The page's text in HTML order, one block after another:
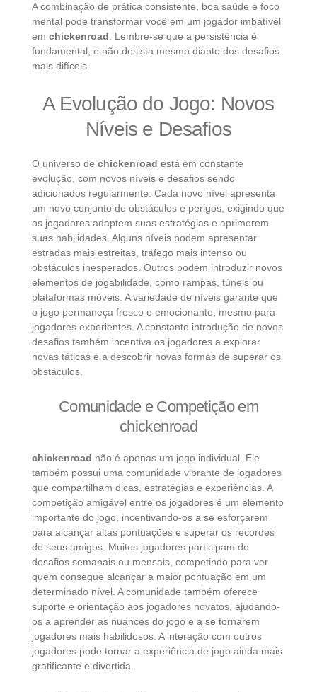
A combinação de prática consistente, boa saúde e foco
mental pode transformar você em um jogador imbatível
em chickenroad . Lembre-se que a persistência é
fundamental, e não desista mesmo diante dos desafios
mais difíceis.
A Evolução do Jogo: Novos
Níveis e Desafios
O universo de chickenroad está em constante
evolução, com novos níveis e desafios sendo
adicionados regularmente. Cada novo nível apresenta
um novo conjunto de obstáculos e perigos, exigindo que
os jogadores adaptem suas estratégias e aprimorem
suas habilidades. Alguns níveis podem apresentar
estradas mais estreitas, tráfego mais intenso ou
obstáculos inesperados. Outros podem introduzir novos
elementos de jogabilidade, como rampas, túneis ou
plataformas móveis. A variedade de níveis garante que
o jogo permaneça fresco e emocionante, mesmo para
jogadores experientes. A constante introdução de novos
desafios também incentiva os jogadores a explorar
novas táticas e a descobrir novas formas de superar os
obstáculos.
Comunidade e Competição em
chickenroad
chickenroad não é apenas um jogo individual. Ele
também possui uma comunidade vibrante de jogadores
que compartilham dicas, estratégias e experiências. A
competição amigável entre os jogadores é um elemento
importante do jogo, incentivando-os a se esforçarem
para alcançar altas pontuações e superar os recordes
de seus amigos. Muitos jogadores participam de
desafios semanais ou mensais, competindo para ver
quem consegue alcançar a maior pontuação em um
determinado nível. A comunidade também oferece
suporte e orientação aos jogadores novatos, ajudando-
os a aprender as nuances do jogo e a se tornarem
jogadores mais habilidosos. A interação com outros
jogadores pode tornar a experiência de jogo ainda mais
gratificante e divertida.